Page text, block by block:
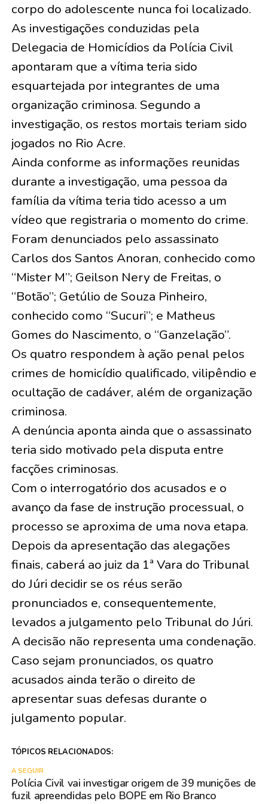
corpo do adolescente nunca foi localizado.
As investigações conduzidas pela
Delegacia de Homicídios da Polícia Civil
apontaram que a vítima teria sido
esquartejada por integrantes de uma
organização criminosa. Segundo a
investigação, os restos mortais teriam sido
jogados no Rio Acre.
Ainda conforme as informações reunidas
durante a investigação, uma pessoa da
família da vítima teria tido acesso a um
vídeo que registraria o momento do crime.
Foram denunciados pelo assassinato
Carlos dos Santos Anoran, conhecido como
“Mister M”; Geilson Nery de Freitas, o
“Botão”; Getúlio de Souza Pinheiro,
conhecido como “Sucuri”; e Matheus
Gomes do Nascimento, o “Ganzelação”.
Os quatro respondem à ação penal pelos
crimes de homicídio qualificado, vilipêndio e
ocultação de cadáver, além de organização
criminosa.
A denúncia aponta ainda que o assassinato
teria sido motivado pela disputa entre
facções criminosas.
Com o interrogatório dos acusados e o
avanço da fase de instrução processual, o
processo se aproxima de uma nova etapa.
Depois da apresentação das alegações
finais, caberá ao juiz da 1ª Vara do Tribunal
do Júri decidir se os réus serão
pronunciados e, consequentemente,
levados a julgamento pelo Tribunal do Júri.
A decisão não representa uma condenação.
Caso sejam pronunciados, os quatro
acusados ainda terão o direito de
apresentar suas defesas durante o
julgamento popular.
TÓPICOS RELACIONADOS:
A SEGUIR
Polícia Civil vai investigar origem de 39 munições de
fuzil apreendidas pelo BOPE em Rio Branco